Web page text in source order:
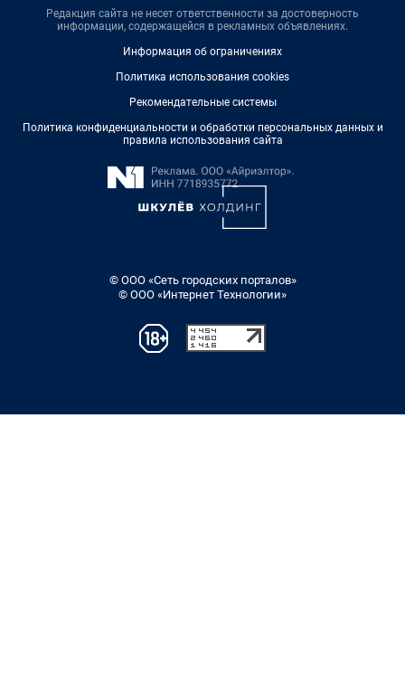
Редакция сайта не несет ответственности за достоверность
информации, содержащейся в рекламных объявлениях.
Информация об ограничениях
Политика использования cookies
Рекомендательные системы
Политика конфиденциальности и обработки персональных данных и
правила использования сайта
© ООО «Сеть городских порталов»
© ООО «Интернет Технологии»